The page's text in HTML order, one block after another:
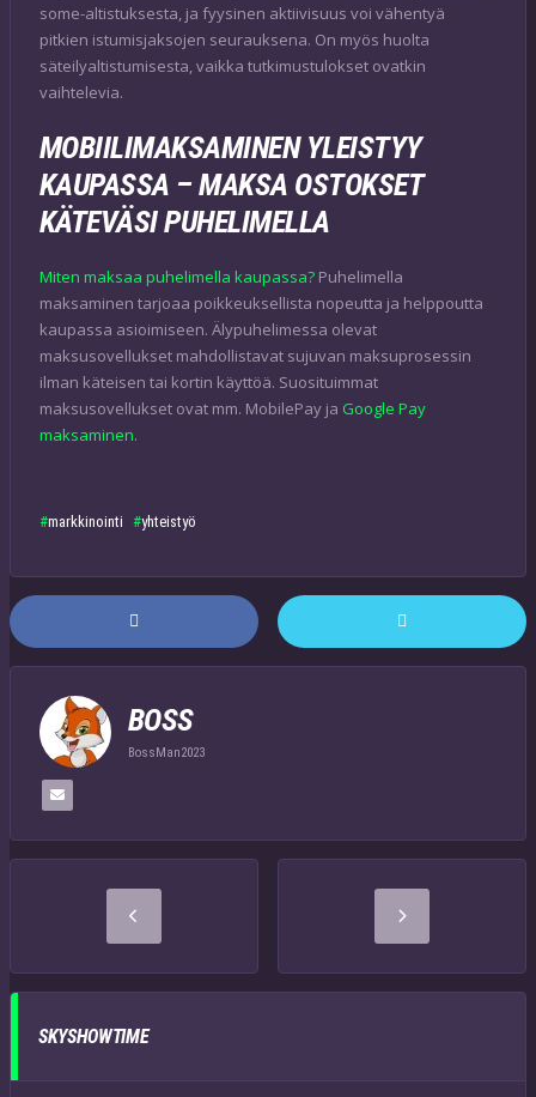
some-altistuksesta, ja fyysinen aktiivisuus voi vähentyä
pitkien istumisjaksojen seurauksena. On myös huolta
säteilyaltistumisesta, vaikka tutkimustulokset ovatkin
vaihtelevia.
MOBIILIMAKSAMINEN YLEISTYY
KAUPASSA – MAKSA OSTOKSET
KÄTEVÄSI PUHELIMELLA
Miten maksaa puhelimella kaupassa? Puhelimella
maksaminen tarjoaa poikkeuksellista nopeutta ja helppoutta
kaupassa asioimiseen. Älypuhelimessa olevat
maksusovellukset mahdollistavat sujuvan maksuprosessin
ilman käteisen tai kortin käyttöä. Suosituimmat
maksusovellukset ovat mm. MobilePay ja Google Pay
maksaminen.
markkinointi yhteistyö
BOSS
BossMan2023
SKYSHOWTIME